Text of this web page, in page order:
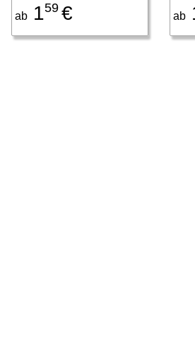
ab 159 € ab